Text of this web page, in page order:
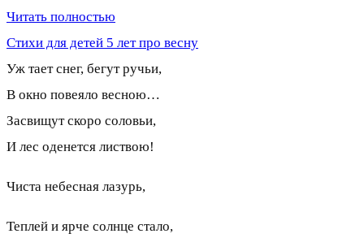
Читать полностью
Стихи для детей 5 лет про весну
Уж тает снег, бегут ручьи,
В окно повеяло весною…
Засвищут скоро соловьи,
И лес оденется листвою!
Чиста небесная лазурь,
Теплей и ярче солнце стало,